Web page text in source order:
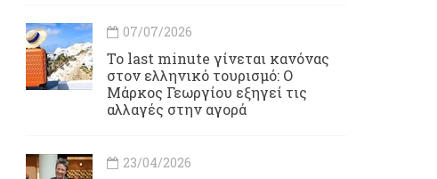
07/07/2026
Το last minute γίνεται κανόνας
στον ελληνικό τουρισμό: Ο
Μάρκος Γεωργίου εξηγεί τις
αλλαγές στην αγορά
23/04/2026